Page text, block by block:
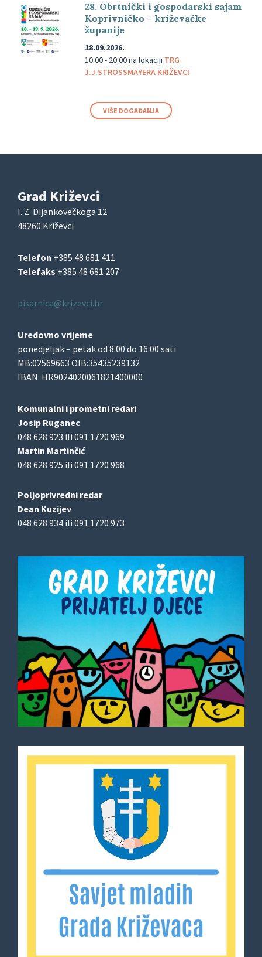
28. Obrtnički i gospodarski sajam
Koprivničko – križevačke
županije
18.09.2026.
10:00 - 20:00na lokaciji TRG
J.J.STROSSMAYERA KRIŽEVCI
VIŠE DOGAĐANJA
Grad Križevci
I. Z. Dijankovečkoga 12
48260 Križevci
Telefon +385 48 681 411
Telefaks +385 48 681 207
pisarnica@krizevci.hr
Uredovno vrijeme
ponedjeljak – petak od 8.00 do 16.00 sati
MB:02569663 OIB:35435239132
IBAN: HR9024020061821400000
Komunalni i prometni redari
Josip Ruganec
048 628 923 ili 091 1720 969
Martin Martinčić
048 628 925 ili 091 1720 968
Poljoprivredni redar
Dean Kuzijev
048 628 934 ili 091 1720 973